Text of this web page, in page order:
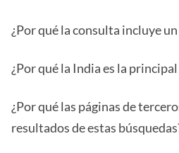
¿Por qué la consulta incluye
¿Por qué la India es la
¿Por qué las páginas de
resultados de estas